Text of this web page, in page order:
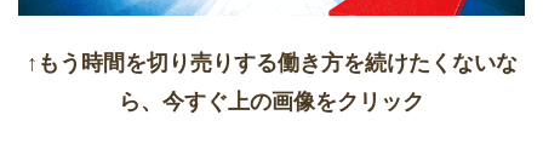
↑もう時間を切り売りする働き方を続けたくないな
ら、今すぐ上の画像をクリック